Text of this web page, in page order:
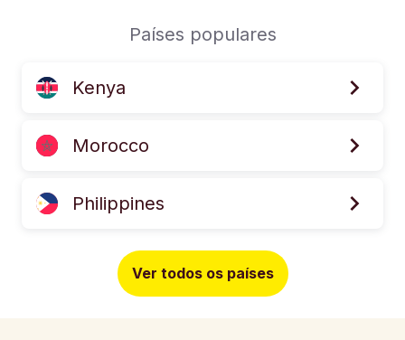
Países populares
Kenya
Morocco
Philippines
Ver todos os países